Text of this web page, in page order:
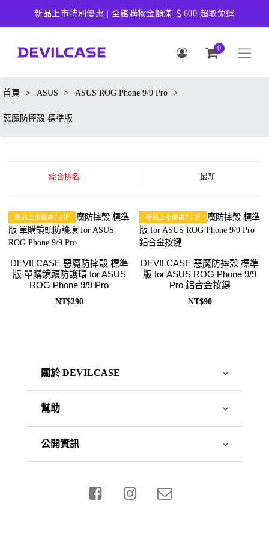
新品上市特別優惠 | 全館購物金額滿 ＄600 超取免運
0
首頁 > ASUS > ASUS ROG Phone 9/9 Pro >
惡魔防摔殼 標準版
綜合排名 最新
新品上市優惠7.4折
DEVILCASE 惡魔防摔殼 標準
版 單購鏡頭防護環 for ASUS
ROG Phone 9/9 Pro
NT$290
新品上市優惠7.5折
DEVILCASE 惡魔防摔殼 標準
版 for ASUS ROG Phone 9/9
Pro 鋁合金按鍵
NT$90
關於 DEVILCASE
幫助
公開資訊